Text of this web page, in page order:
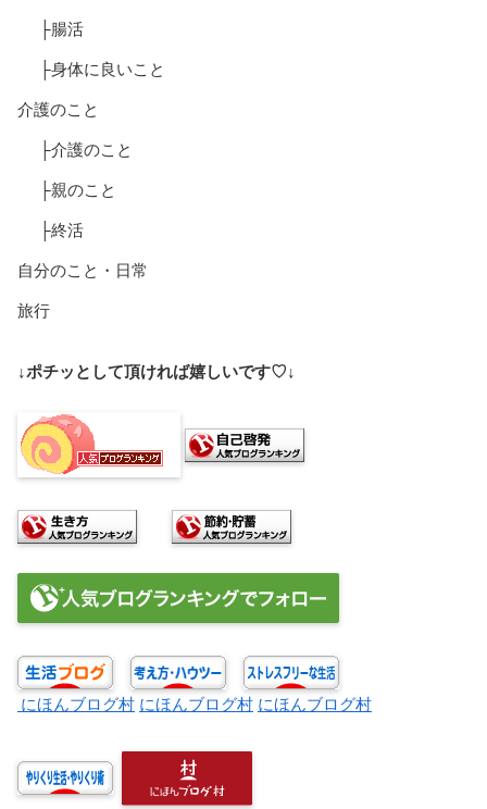
├腸活
├身体に良いこと
介護のこと
├介護のこと
├親のこと
├終活
自分のこと・日常
旅行
↓ポチッとして頂ければ嬉しいです♡↓
にほんブログ村 にほんブログ村 にほんブログ村